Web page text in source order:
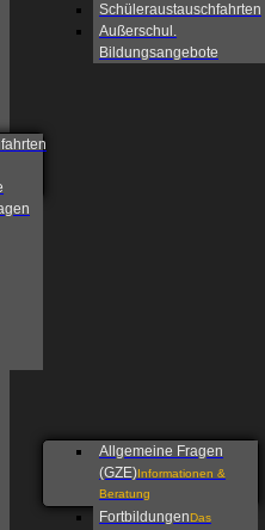
Schüleraustauschfahrten
Außerschul.
Bildungsangebote
Allgemeine Fragen
(GZE)Informationen &
Beratung
FortbildungenDas